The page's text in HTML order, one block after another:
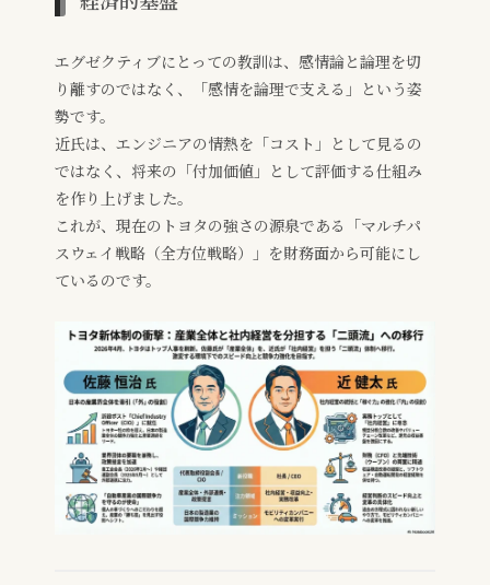
エグゼクティブにとっての教訓は、感情論と論理を切
り離すのではなく、「感情を論理で支える」という姿
勢です。
近氏は、エンジニアの情熱を「コスト」として見るの
ではなく、将来の「付加価値」として評価する仕組み
を作り上げました。
これが、現在のトヨタの強さの源泉である「マルチパ
スウェイ戦略（全方位戦略）」を財務面から可能にし
ているのです。